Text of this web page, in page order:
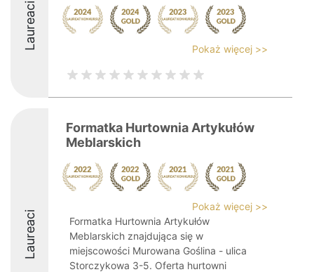
Laureaci Pokaż więcej >>
Laureaci
Formatka Hurtownia Artykułów
Meblarskich
Pokaż więcej >>
Formatka Hurtownia Artykułów
Meblarskich znajdująca się w
miejscowości Murowana Goślina - ulica
Storczykowa 3-5. Oferta hurtowni